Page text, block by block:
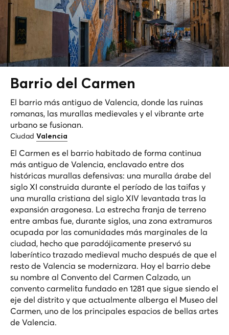
Barrio del Carmen
El barrio más antiguo de Valencia, donde las ruinas
romanas, las murallas medievales y el vibrante arte
urbano se fusionan.
Ciudad Valencia
El Carmen es el barrio habitado de forma continua
más antiguo de Valencia, enclavado entre dos
históricas murallas defensivas: una muralla árabe del
siglo XI construida durante el período de las taifas y
una muralla cristiana del siglo XIV levantada tras la
expansión aragonesa. La estrecha franja de terreno
entre ambas fue, durante siglos, una zona extramuros
ocupada por las comunidades más marginales de la
ciudad, hecho que paradójicamente preservó su
laberíntico trazado medieval mucho después de que el
resto de Valencia se modernizara. Hoy el barrio debe
su nombre al Convento del Carmen Calzado, un
convento carmelita fundado en 1281 que sigue siendo el
eje del distrito y que actualmente alberga el Museo del
Carmen, uno de los principales espacios de bellas artes
de Valencia.